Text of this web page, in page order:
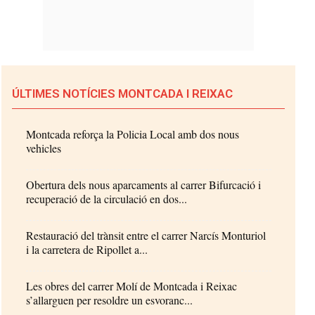
ÚLTIMES NOTÍCIES MONTCADA I REIXAC
Montcada reforça la Policia Local amb dos nous
vehicles
Obertura dels nous aparcaments al carrer Bifurcació i
recuperació de la circulació en dos...
Restauració del trànsit entre el carrer Narcís Monturiol
i la carretera de Ripollet a...
Les obres del carrer Molí de Montcada i Reixac
s’allarguen per resoldre un esvoranc...